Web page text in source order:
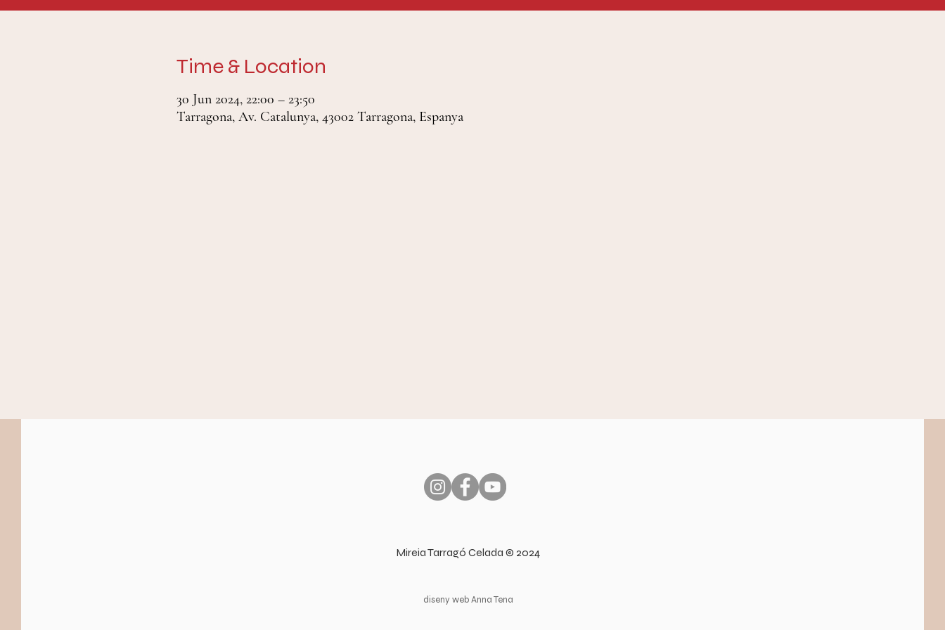
Time & Location
30 Jun 2024, 22:00 – 23:50
Tarragona, Av. Catalunya, 43002 Tarragona, Espanya
Mireia Tarragó Celada © 2024
diseny web Anna Tena